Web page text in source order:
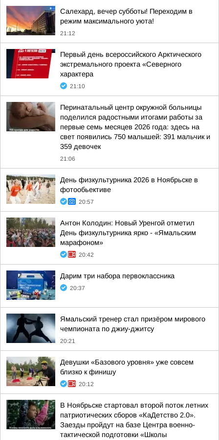
Салехард, вечер субботы! Переходим в
режим максимального уюта!
21:12
Первый день всероссийского Арктического
экстремального проекта «Северного
характера
21:10
Перинатальный центр окружной больницы
поделился радостными итогами работы за
первые семь месяцев 2026 года: здесь на
свет появились 750 малышей: 391 мальчик и
359 девочек
21:06
День физкультурника 2026 в Ноябрьске в
фотообьективе
20:57
Антон Колодин: Новый Уренгой отметил
День физкультурника ярко - «Ямальским
марафоном»
20:42
Дарим три набора первоклассника
20:37
Ямальский тренер стал призёром мирового
чемпионата по джиу-джитсу
20:21
Девушки «Базового уровня» уже совсем
близко к финишу
20:12
В Ноябрьске стартовал второй поток летних
патриотических сборов «КаДетство 2.0».
Заезды пройдут на базе Центра военно-
тактической подготовки «Школы